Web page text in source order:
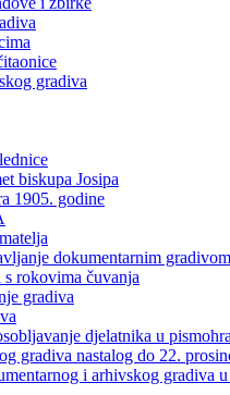
gradiva
biskupa Josipa
1905. godine
dokumentarnim
rokovima čuvanja
gradiva
djelatnika u
gradiva nastalog do 22.
i arhivskog gradiva